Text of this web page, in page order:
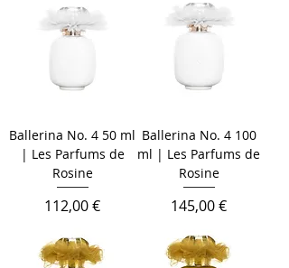
Ballerina No. 4 50 ml
| Les Parfums de
Rosine
Cena
112,00 €
Ballerina No. 4 100
ml | Les Parfums de
Rosine
Cena
145,00 €